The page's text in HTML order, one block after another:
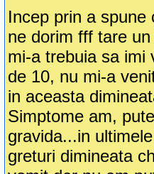
Incep prin a spune
ne dorim fff tare
mi-a trebuia sa imi
de 10, nu mi-a
in aceasta
Simptome am,
gravida...in
greturi dimineata